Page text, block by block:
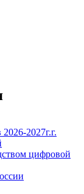
2027г.г.
цифровой